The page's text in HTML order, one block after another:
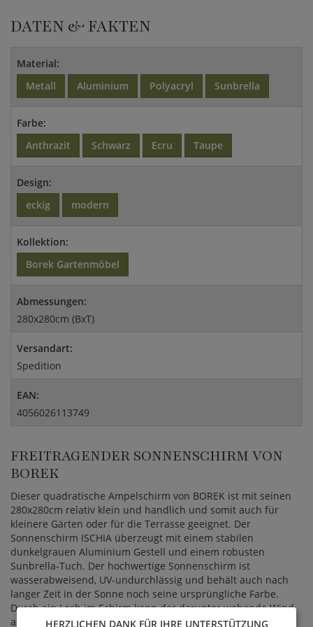
DATEN & FAKTEN
Material:
Metall
Aluminium Polyacryl Sunbrella
Farbe:
Anthrazit
Schwarz Ecru Taupe
Design:
eckig
modern
Kollektion:
Borek Gartenmöbel
Abmessungen:
280x280cm (BxT)
Versandart:
Spedition
EAN:
4056026113749
FREITRAGENDER SONNENSCHIRM VON
BOREK
Dieser quadratische Ampelschirm von BOREK ist mit seinen
280x280cm relativ klein und handlich und somit auch für
kleinere Gärten oder für die Terrasse geeignet. Der
Sonnenschirm ISCHIA überzeugt mit einem stabilen
dunkelgrauen Aluminium Gestell und einem robusten
Sunbrella-Tuch. Der hochwertige Sonnenschirm ist
wasserabweisend, UV-undurchlässig und behält auch nach
langer Zeit in der Sonne noch seine ursprüngliche Farbe.
Durch ein Loch im Schirm kann der darunter wehende Wind
abgeleitet werden. Der Ampelschirm wird mit einer Kurbel
HERZLICHEN DANK FÜR IHRE UNTERSTÜTZUNG